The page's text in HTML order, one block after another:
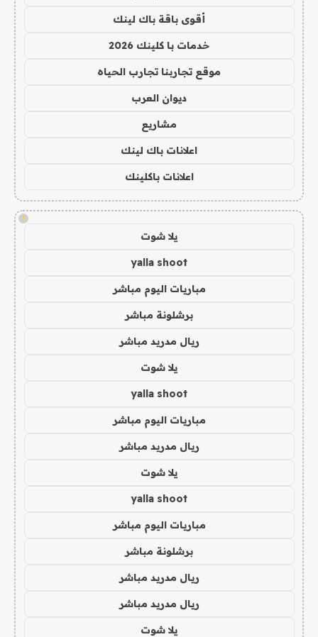
أقوى باقة باك لينك
خدمات با كلينك 2026
موقع تجاربنا تجارب الحياه
ديوان العرب
مشاريع
اعلانات باك لينك
اعلانات باكلينك
!
يلا شوت
yalla shoot
مباريات اليوم مباشر
برشلونة مباشر
ريال مدريد مباشر
يلا شوت
yalla shoot
مباريات اليوم مباشر
ريال مدريد مباشر
يلا شوت
yalla shoot
مباريات اليوم مباشر
برشلونة مباشر
ريال مدريد مباشر
ريال مدريد مباشر
يلا شوت